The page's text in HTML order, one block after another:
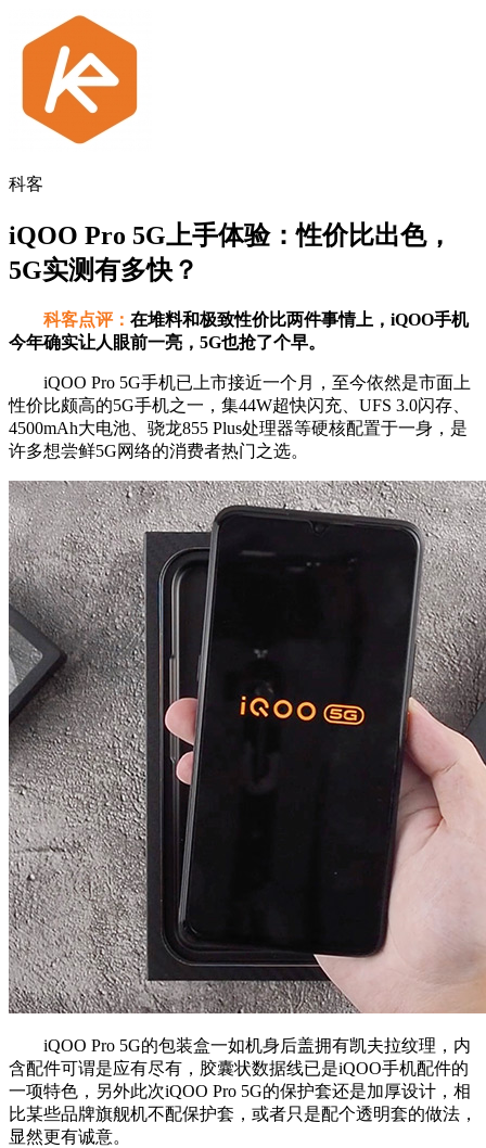
科客
iQOO Pro 5G上手体验：性价比出色，
5G实测有多快？
科客点评： 在堆料和极致性价比两件事情上，iQOO手机
今年确实让人眼前一亮，5G也抢了个早。
iQOO Pro 5G手机已上市接近一个月，至今依然是市面上
性价比颇高的5G手机之一，集44W超快闪充、UFS 3.0闪存、
4500mAh大电池、骁龙855 Plus处理器等硬核配置于一身，是
许多想尝鲜5G网络的消费者热门之选。
iQOO Pro 5G的包装盒一如机身后盖拥有凯夫拉纹理，内
含配件可谓是应有尽有，胶囊状数据线已是iQOO手机配件的
一项特色，另外此次iQOO Pro 5G的保护套还是加厚设计，相
比某些品牌旗舰机不配保护套，或者只是配个透明套的做法，
显然更有诚意。